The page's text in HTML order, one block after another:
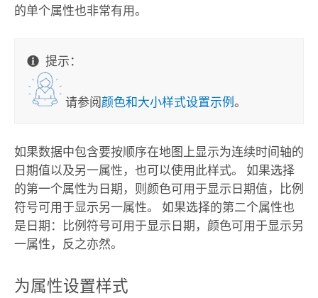
的单个属性也非常有用。
提示：
请参阅颜色和大小样式设置示例。
如果数据中包含要按顺序在地图上显示为连续时间轴的
日期值以及另一属性，也可以使用此样式。 如果选择
的第一个属性为日期，则颜色可用于显示日期值，比例
符号可用于显示另一属性。 如果选择的第二个属性也
是日期：比例符号可用于显示日期，颜色可用于显示另
一属性，反之亦然。
为属性设置样式